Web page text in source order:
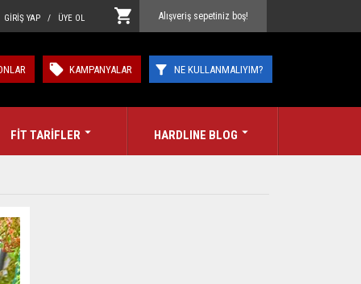
Alışveriş sepetiniz boş!
YAP / ÜYE OL
NE KULLANMALIYIM?
KAMPANYALAR
FİT TARİFLER HARDLINE BLOG